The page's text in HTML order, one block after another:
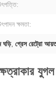
ক্ষমতা:
ঘড়ি, গ্রেস রেট্রো